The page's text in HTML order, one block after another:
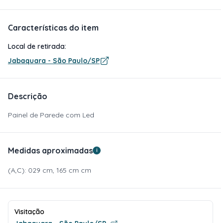
Características do item
Local de retirada:
Jabaquara - São Paulo/SP
Descrição
Painel de Parede com Led
Medidas aproximadas i
(A,C): 029 cm, 165 cm cm
Visitação